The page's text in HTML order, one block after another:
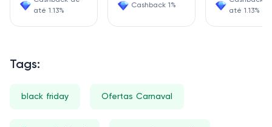
até 1.13%
Cashback 1%
até 1.13%
Tags:
black friday Ofertas Carnaval